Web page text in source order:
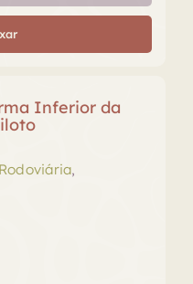
Inferior da
Rodoviária,